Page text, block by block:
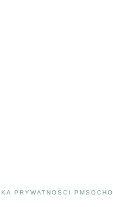
PRYWATNOŚCI PMSOCHO